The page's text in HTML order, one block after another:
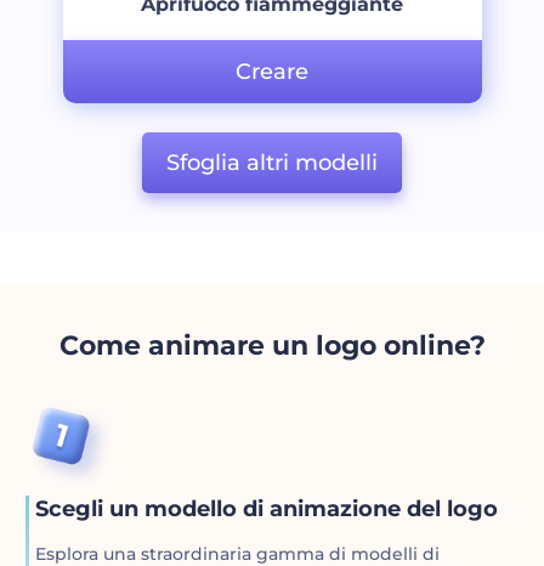
Creare
Sfoglia altri modelli
Come animare un logo online?
Scegli un modello di animazione del logo
Esplora una straordinaria gamma di modelli di